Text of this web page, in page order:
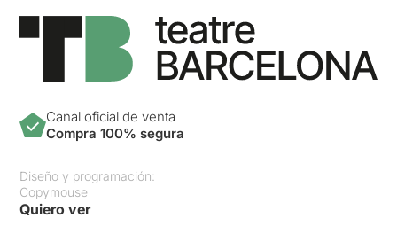
Canal oficial de venta
Compra 100% segura
Diseño y programación:
Copymouse
Quiero ver